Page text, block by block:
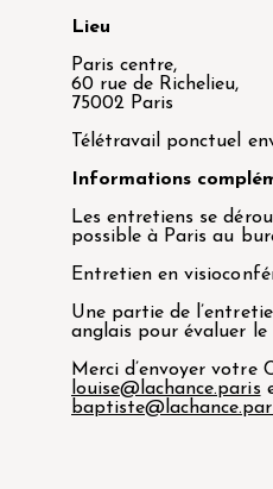
Lieu
Paris centre,
60 rue de Richelieu,
75002 Paris
Télétravail ponctuel
Informations
Les entretiens se
possible à Paris au
Entretien en
Une partie de
anglais pour évaluer le
Merci d’envoyer votre
louise@lachance.paris